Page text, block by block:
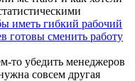
иметь гибкий рабочий
готовы сменить работу
то убедить менеджеров
совсем другая